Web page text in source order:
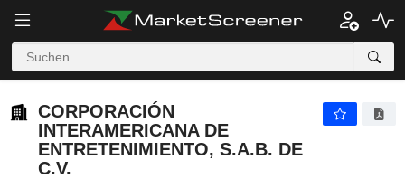
CORPORACIÓN
INTERAMERICANA DE
ENTRETENIMIENTO, S.A.B. DE
C.V.